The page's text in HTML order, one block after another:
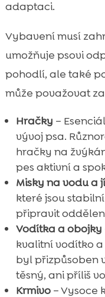
adaptaci.
Vybavení musí
umožňuje psovi
pohodlí, ale také
může považovat
Hračky –
vývoj psa.
hračky na
pes aktivní a
Misky na vodu a
které jsou
připravit
Vodítka a obojky
kvalitní vodítko
byl přizpůsoben
těsný, ani příliš
Krmivo– Vysoce